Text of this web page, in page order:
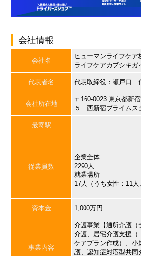
会社情報
会社名
ヒューマンライフケア
ライフケアカブシキガ
代表者名 代表取締役：瀬戸口
会社所在地
〒160-0023 東京都新
５ 西新宿プライムス
最寄駅
従業員数
企業全体
2290人
就業場所
17人（うち女性：11人
資本金 1,000万円
事業内容
介護事業【通所介護（
介護、居宅介護支援（
ケアプラン作成）、小
護、認知症対応型共同